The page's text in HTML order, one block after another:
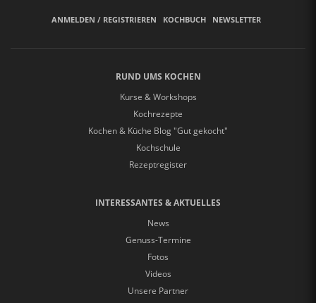
ANMELDEN / REGISTRIEREN KOCHBUCH NEWSLETTER
RUND UMS KOCHEN
Kurse & Workshops
Kochrezepte
Kochen & Küche Blog "Gut gekocht"
Kochschule
Rezeptregister
INTERESSANTES & AKTUELLES
News
Genuss-Termine
Fotos
Videos
Unsere Partner